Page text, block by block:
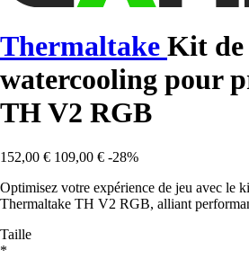
Thermaltake Kit de
watercooling pour
TH V2 RGB
152,00 € 109,00 € -28%
Optimisez votre expérience de jeu avec le
Thermaltake TH V2 RGB, alliant
Taille
*